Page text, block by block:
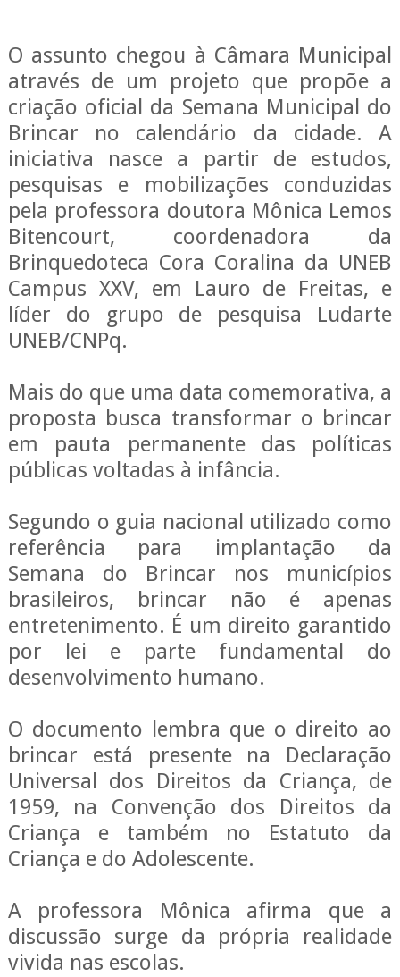
O assunto chegou à Câmara Municipal
através de um projeto que propõe a
criação oficial da Semana Municipal do
Brincar no calendário da cidade. A
iniciativa nasce a partir de estudos,
pesquisas e mobilizações conduzidas
pela professora doutora Mônica Lemos
Bitencourt, coordenadora da
Brinquedoteca Cora Coralina da UNEB
Campus XXV, em Lauro de Freitas, e
líder do grupo de pesquisa Ludarte
UNEB/CNPq.
Mais do que uma data comemorativa, a
proposta busca transformar o brincar
em pauta permanente das políticas
públicas voltadas à infância.
Segundo o guia nacional utilizado como
referência para implantação da
Semana do Brincar nos municípios
brasileiros, brincar não é apenas
entretenimento. É um direito garantido
por lei e parte fundamental do
desenvolvimento humano.
O documento lembra que o direito ao
brincar está presente na Declaração
Universal dos Direitos da Criança, de
1959, na Convenção dos Direitos da
Criança e também no Estatuto da
Criança e do Adolescente.
A professora Mônica afirma que a
discussão surge da própria realidade
vivida nas escolas.